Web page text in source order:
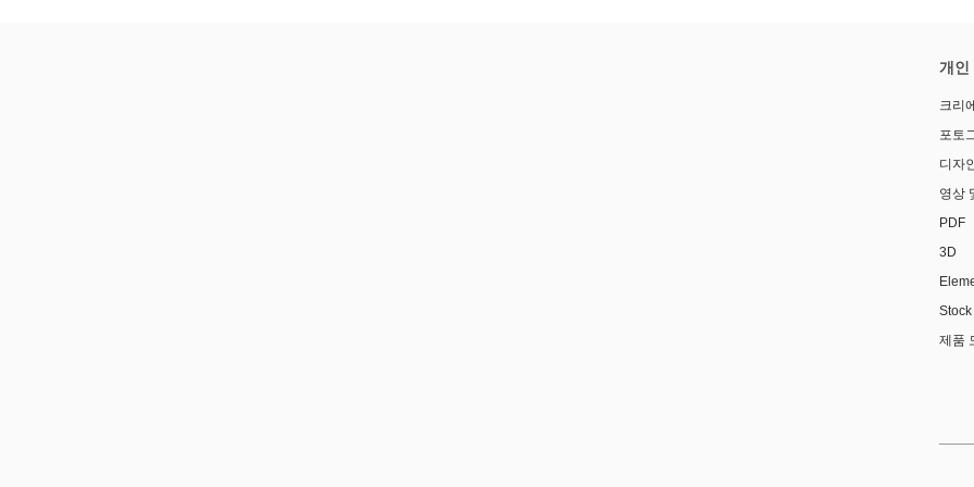
개인
크리
포토
디자
영상
PDF
3D
제품